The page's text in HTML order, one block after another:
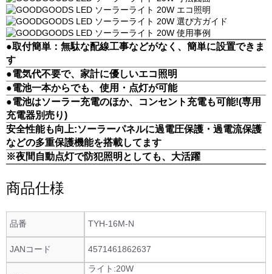
●取付簡単：無駄な配線工事などがなく、簡単に設置できま
す
●電気代不要で、家計に優しいエコ照明
●電池一本からでも、使用・点灯が可能
●電池はソーラー充電のほか、コンセント充電も可能!(専用
充電器別売り)
安全性能も向上:ソーラーパネルに過電圧保護・過電流保護
などの多重保護機能を搭載してます
※夜間自動点灯で防犯照明としても、大活躍
商品仕様
品番 TYH-16M-N
JANコード 4571461862637
ライト:20W